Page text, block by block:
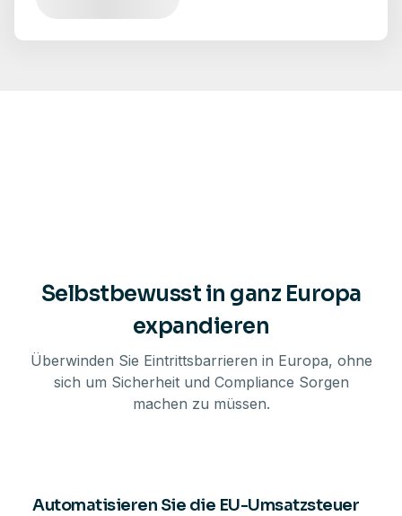
Selbstbewusst in ganz Europa
expandieren
Überwinden Sie Eintrittsbarrieren in Europa, ohne
sich um Sicherheit und Compliance Sorgen
machen zu müssen.
Automatisieren Sie die EU-Umsatzsteuer